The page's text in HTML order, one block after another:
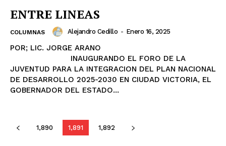
ENTRE LINEAS
COLUMNAS Alejandro Cedillo - Enero 16, 2025
POR; LIC. JORGE ARANO
INAUGURANDO EL FORO DE LA
JUVENTUD PARA LA INTEGRACION DEL PLAN NACIONAL
DE DESARROLLO 2025-2030 EN CIUDAD VICTORIA, EL
GOBERNADOR DEL ESTADO...
1,890 1,891 1,892